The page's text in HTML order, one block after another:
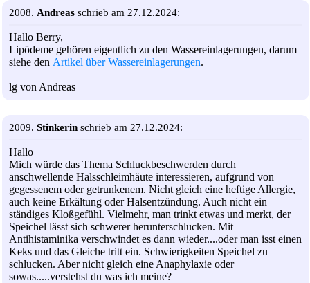
2008. Andreas schrieb am 27.12.2024:
Hallo Berry,
Lipödeme gehören eigentlich zu den Wassereinlagerungen, darum
siehe den Artikel über Wassereinlagerungen.
lg von Andreas
2009. Stinkerin schrieb am 27.12.2024:
Hallo
Mich würde das Thema Schluckbeschwerden durch
anschwellende Halsschleimhäute interessieren, aufgrund von
gegessenem oder getrunkenem. Nicht gleich eine heftige Allergie,
auch keine Erkältung oder Halsentzündung. Auch nicht ein
ständiges Kloßgefühl. Vielmehr, man trinkt etwas und merkt, der
Speichel lässt sich schwerer herunterschlucken. Mit
Antihistaminika verschwindet es dann wieder....oder man isst einen
Keks und das Gleiche tritt ein. Schwierigkeiten Speichel zu
schlucken. Aber nicht gleich eine Anaphylaxie oder
sowas.....verstehst du was ich meine?